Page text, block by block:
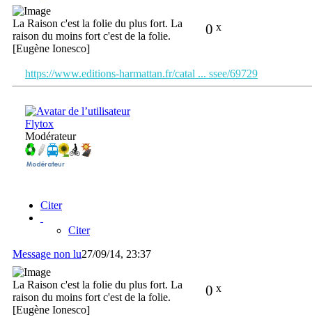
0 x
La Raison c'est la folie du plus fort. La
raison du moins fort c'est de la folie.
[Eugène Ionesco]
https://www.editions-harmattan.fr/catal ... ssee/69729
Flytox
Modérateur
Citer
Citer
Message non lu27/09/14, 23:37
0 x
La Raison c'est la folie du plus fort. La
raison du moins fort c'est de la folie.
[Eugène Ionesco]